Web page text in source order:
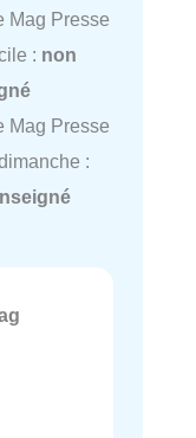
Mag Presse
: non
Mag Presse
: